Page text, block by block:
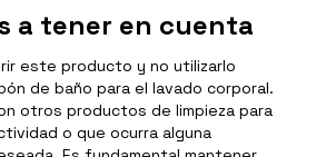
a tener en cuenta
este producto y no utilizarlo
de baño para el lavado corporal.
otros productos de limpieza para
o que ocurra alguna